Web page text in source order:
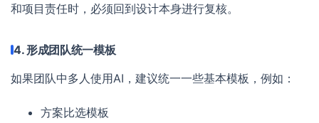
和项目责任时，必须回到设计本身进行复核。
4. 形成团队统一模板
如果团队中多人使用AI，建议统一一些基本模板，例如：
方案比选模板